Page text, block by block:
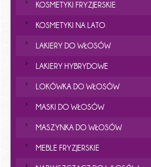
KOSMETYKI FRYZJERSKIE
KOSMETYKI NA LATO
LAKIERY DO WŁOSÓW
LAKIERY HYBRYDOWE
LOKÓWKA DO WŁOSÓW
MASKI DO WŁOSÓW
MASZYNKA DO WŁOSÓW
MEBLE FRYZJERSKIE